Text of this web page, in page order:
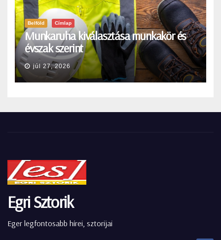
Belföld Címlap
Munkaruha kiválasztása munkakör és
évszak szerint
júl 27, 2026
Egri Sztorik
Eger legfontosabb hírei, sztorijai